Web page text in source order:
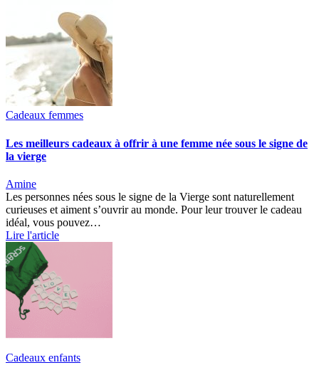
Cadeaux femmes
Les meilleurs cadeaux à offrir à une femme née sous le signe de
la vierge
Amine
Les personnes nées sous le signe de la Vierge sont naturellement
curieuses et aiment s’ouvrir au monde. Pour leur trouver le cadeau
idéal, vous pouvez…
Lire l'article
Cadeaux enfants